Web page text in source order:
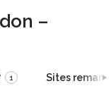
–
1 Sites